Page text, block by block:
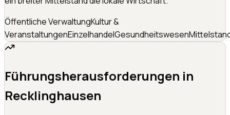
Öffentliche VerwaltungKultur &
VeranstaltungenEinzelhandelGesundheitswesen
Führungsherausforderungen in
Recklinghausen